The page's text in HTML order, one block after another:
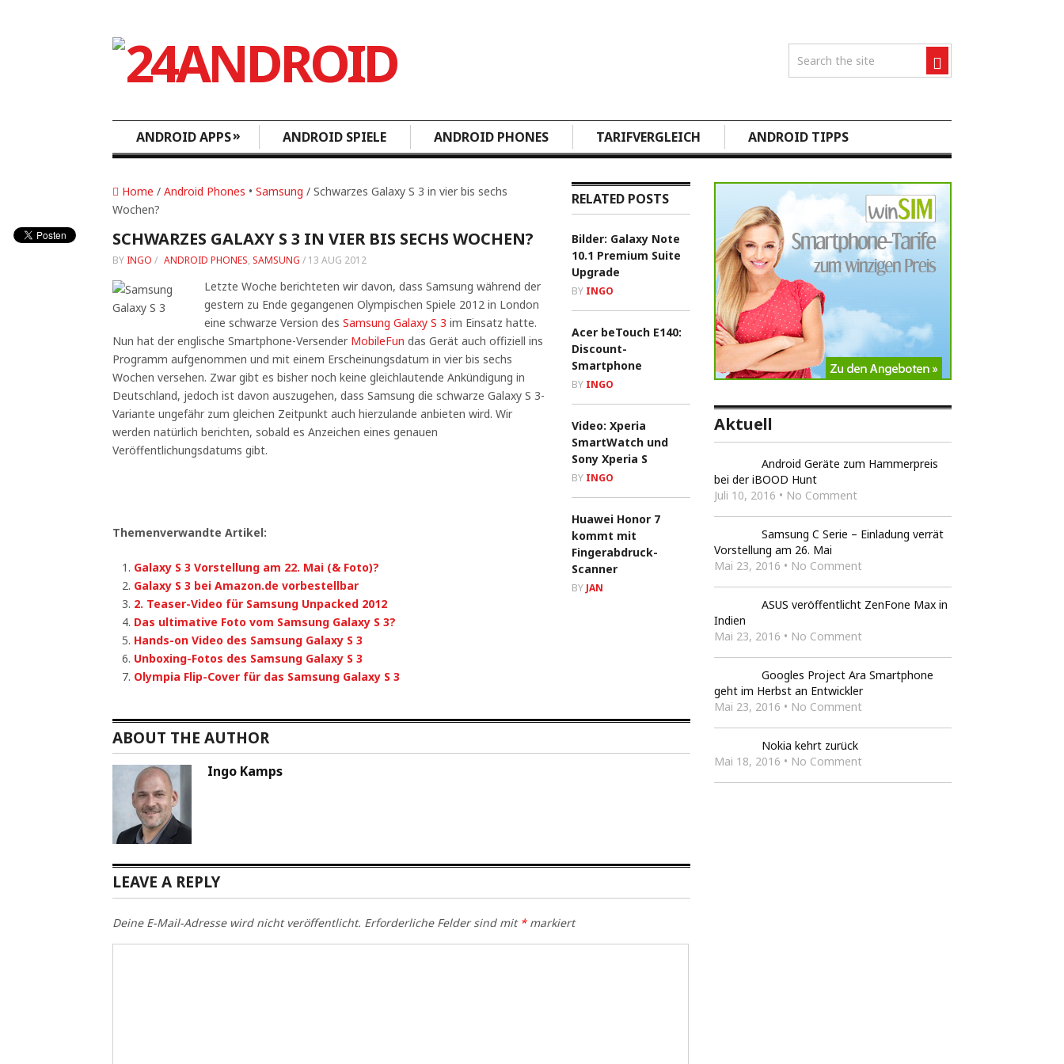
ANDROID APPS» ANDROID SPIELE ANDROID PHONES TARIFVERGLEICH ANDROID TIPPS
Home / Android Phones • Samsung / Schwarzes Galaxy S 3 in vier bis sechs
Wochen?
SCHWARZES GALAXY S 3 IN VIER BIS SECHS WOCHEN?
BY INGO / ANDROID PHONES, SAMSUNG / 13 AUG 2012
Letzte Woche berichteten wir davon, dass Samsung während der
gestern zu Ende gegangenen Olympischen Spiele 2012 in London
eine schwarze Version des Samsung Galaxy S 3 im Einsatz hatte.
Nun hat der englische Smartphone-Versender MobileFun das Gerät auch offiziell ins
Programm aufgenommen und mit einem Erscheinungsdatum in vier bis sechs
Wochen versehen. Zwar gibt es bisher noch keine gleichlautende Ankündigung in
Deutschland, jedoch ist davon auszugehen, dass Samsung die schwarze Galaxy S 3-
Variante ungefähr zum gleichen Zeitpunkt auch hierzulande anbieten wird. Wir
werden natürlich berichten, sobald es Anzeichen eines genauen
Veröffentlichungsdatums gibt.
Themenverwandte Artikel:
Galaxy S 3 Vorstellung am 22. Mai (& Foto)?
Galaxy S 3 bei Amazon.de vorbestellbar
2. Teaser-Video für Samsung Unpacked 2012
Das ultimative Foto vom Samsung Galaxy S 3?
Hands-on Video des Samsung Galaxy S 3
Unboxing-Fotos des Samsung Galaxy S 3
Olympia Flip-Cover für das Samsung Galaxy S 3
RELATED POSTS
Bilder: Galaxy Note
10.1 Premium Suite
Upgrade
BY INGO
Acer beTouch E140:
Discount-
Smartphone
BY INGO
Video: Xperia
SmartWatch und
Sony Xperia S
BY INGO
Huawei Honor 7
kommt mit
Fingerabdruck-
Scanner
BY JAN
ABOUT THE AUTHOR
Ingo Kamps
LEAVE A REPLY
Deine E-Mail-Adresse wird nicht veröffentlicht. Erforderliche Felder sind mit *markiert
Aktuell
Android Geräte zum Hammerpreis
bei der iBOOD Hunt
Juli 10, 2016 • No Comment
Samsung C Serie – Einladung verrät
Vorstellung am 26. Mai
Mai 23, 2016 • No Comment
ASUS veröffentlicht ZenFone Max in
Indien
Mai 23, 2016 • No Comment
Googles Project Ara Smartphone
geht im Herbst an Entwickler
Mai 23, 2016 • No Comment
Nokia kehrt zurück
Mai 18, 2016 • No Comment